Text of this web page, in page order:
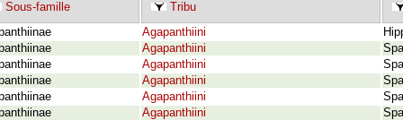
Sous-famille
Tribu
Agapanthiini
Agapanthiini
Agapanthiini
Agapanthiini
Agapanthiini
Agapanthiini